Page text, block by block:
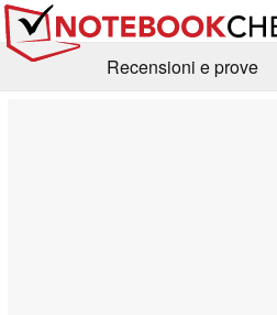
Recensioni e prove